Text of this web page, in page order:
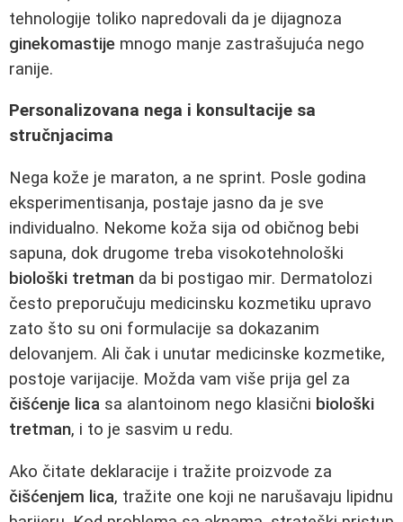
tehnologije toliko napredovali da je dijagnoza
ginekomastije mnogo manje zastrašujuća nego
ranije.
Personalizovana nega i konsultacije sa
stručnjacima
Nega kože je maraton, a ne sprint. Posle godina
eksperimentisanja, postaje jasno da je sve
individualno. Nekome koža sija od običnog bebi
sapuna, dok drugome treba visokotehnološki
biološki tretman da bi postigao mir. Dermatolozi
često preporučuju medicinsku kozmetiku upravo
zato što su oni formulacije sa dokazanim
delovanjem. Ali čak i unutar medicinske kozmetike,
postoje varijacije. Možda vam više prija gel za
čišćenje lica sa alantoinom nego klasični biološki
tretman, i to je sasvim u redu.
Ako čitate deklaracije i tražite proizvode za
čišćenjem lica, tražite one koji ne narušavaju lipidnu